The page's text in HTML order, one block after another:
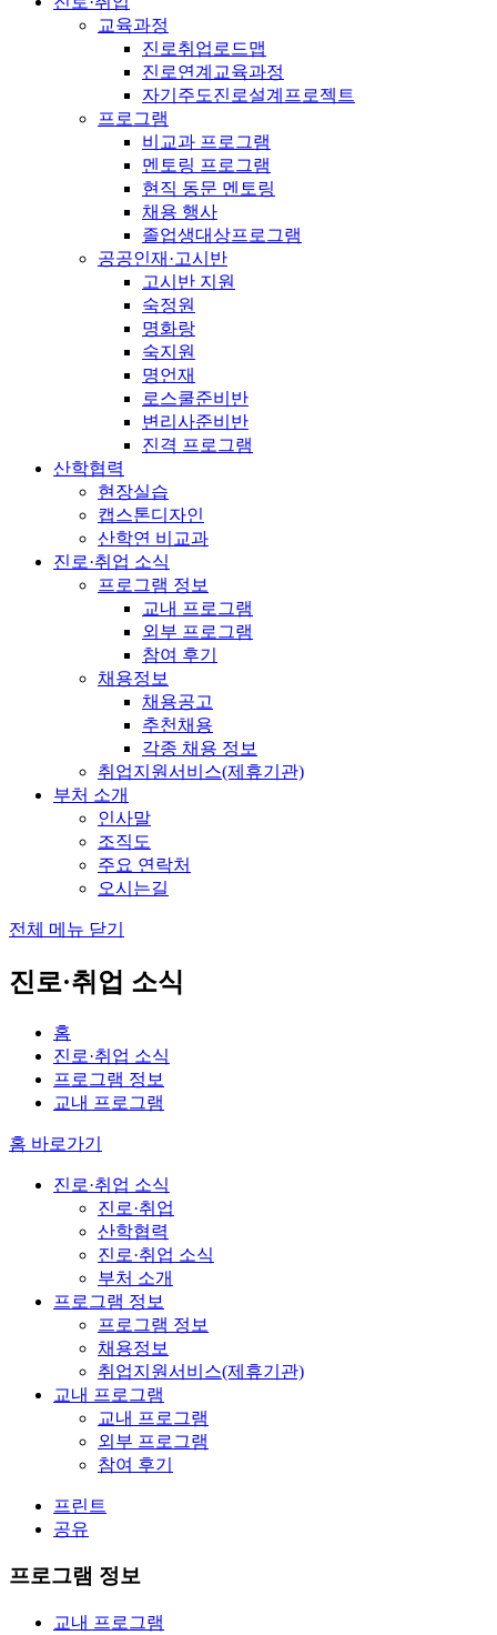
교육과정
진로취업로드맵
진로연계교육과정
자기주도진로설계프로젝트
프로그램
비교과 프로그램
멘토링 프로그램
현직 동문 멘토링
채용 행사
졸업생대상프로그램
공공인재·고시반
고시반 지원
숙정원
명화랑
숙지원
명언재
로스쿨준비반
변리사준비반
진격 프로그램
산학협력
현장실습
캡스톤디자인
산학연 비교과
진로·취업 소식
프로그램 정보
교내 프로그램
외부 프로그램
참여 후기
채용정보
채용공고
추천채용
각종 채용 정보
취업지원서비스(제휴기관)
부처 소개
인사말
조직도
주요 연락처
오시는길
전체 메뉴 닫기
진로·취업 소식
홈
진로·취업 소식
프로그램 정보
교내 프로그램
홈 바로가기
진로·취업 소식
진로·취업
산학협력
진로·취업 소식
부처 소개
프로그램 정보
프로그램 정보
채용정보
취업지원서비스(제휴기관)
교내 프로그램
교내 프로그램
외부 프로그램
참여 후기
프린트
공유
프로그램 정보
교내 프로그램